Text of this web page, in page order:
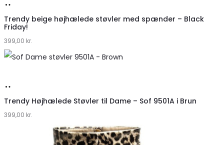
hos
Klædeskabet.dk
Trendy beige højhælede støvler med spænder – Black
Friday!
399,00 kr.
hos
Klædeskabet.dk
Trendy Højhælede Støvler til Dame – Sof 9501A i Brun
399,00 kr.